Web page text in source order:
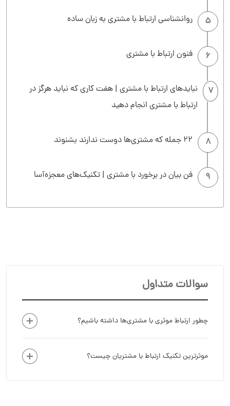
5 روانشناسی ارتباط با مشتری به زبان ساده
6 فنون ارتباط با مشتری
7
نباید‌های ارتباط با مشتری | هفت کاری که نباید هرگز در
ارتباط با مشتری انجام دهید
8 22 جمله که مشتری‌ها دوست ندارند بشنوند
9 فن بیان در برخورد با مشتری | تکنیک‌های معجزه‌آسا
سوالات متداول
چطور ارتباط موثری با مشتری‌ها داشته باشیم؟
موثرترین تکنیک ارتباط با مشتریان چیست؟